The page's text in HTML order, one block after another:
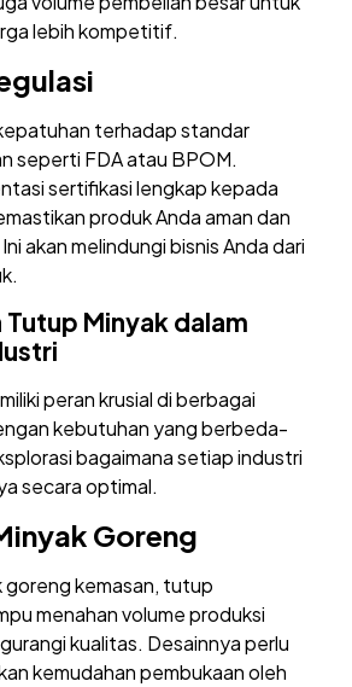
lebih kompetitif.
terhadap standar
seperti FDA atau BPOM.
sertifikasi lengkap kepada
produk Anda aman dan
akan melindungi bisnis Anda dari
Minyak dalam
peran krusial di berbagai
kebutuhan yang berbeda-
bagaimana setiap industri
secara optimal.
Goreng
goreng kemasan, tutup
menahan volume produksi
kualitas. Desainnya perlu
kemudahan pembukaan oleh